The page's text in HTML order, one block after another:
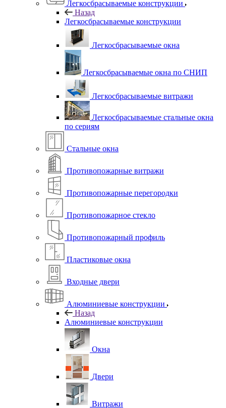
Легкосбрасываемые конструкции
Назад
Легкосбрасываемые конструкции
Легкосбрасываемые окна
Легкосбрасываемые окна по СНИП
Легкосбрасываемые витражи
Легкосбрасываемые стальные окна
по сериям
Стальные окна
Противопожарные витражи
Противопожарные перегородки
Противопожарное стекло
Противопожарный профиль
Пластиковые окна
Входные двери
Алюминиевые конструкции
Назад
Алюминиевые конструкции
Окна
Двери
Витражи